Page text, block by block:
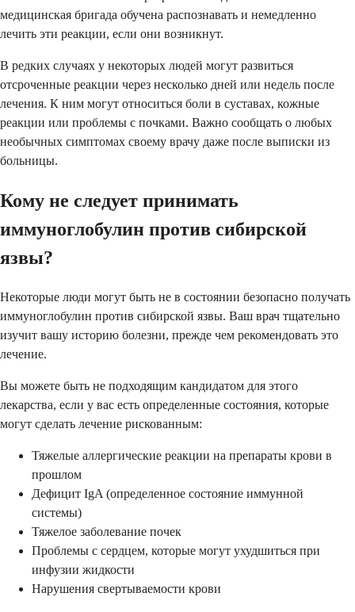
медицинская бригада обучена распознавать и немедленно
лечить эти реакции, если они возникнут.
В редких случаях у некоторых людей могут развиться
отсроченные реакции через несколько дней или недель после
лечения. К ним могут относиться боли в суставах, кожные
реакции или проблемы с почками. Важно сообщать о любых
необычных симптомах своему врачу даже после выписки из
больницы.
Кому не следует принимать
иммуноглобулин против сибирской
язвы?
Некоторые люди могут быть не в состоянии безопасно получать
иммуноглобулин против сибирской язвы. Ваш врач тщательно
изучит вашу историю болезни, прежде чем рекомендовать это
лечение.
Вы можете быть не подходящим кандидатом для этого
лекарства, если у вас есть определенные состояния, которые
могут сделать лечение рискованным:
Тяжелые аллергические реакции на препараты крови в
прошлом
Дефицит IgA (определенное состояние иммунной
системы)
Тяжелое заболевание почек
Проблемы с сердцем, которые могут ухудшиться при
инфузии жидкости
Нарушения свертываемости крови